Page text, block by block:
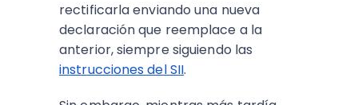
rectificarla enviando una nueva
declaración que reemplace a la
anterior, siempre siguiendo las
instrucciones del SII.